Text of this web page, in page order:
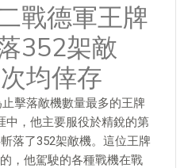
戰德軍王牌
352架敵
均倖存
擊落敵機數量最多的王牌
中，他主要服役於精銳的第
落了352架敵機。這位王牌
，他駕駛的各種戰機在戰